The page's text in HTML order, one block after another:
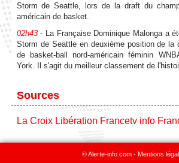
Storm de Seattle, lors de la draft du
américain de basket.
02h43- La Française Dominique Malonga a
Storm de Seattle en deuxième position de la
de basket-ball nord-américain féminin
York. Il s'agit du meilleur classement de
Sources
La Croix Libération Francetv info
© Alerte-info.com - Mentions